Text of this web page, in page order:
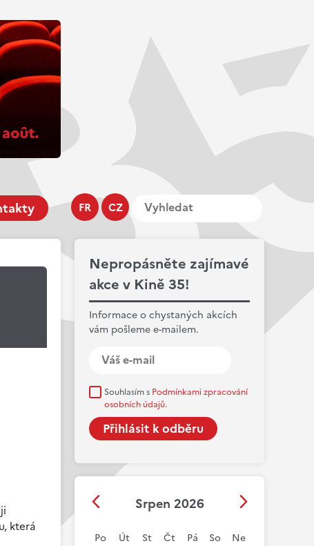
FR CZ
Nepropásněte zajímavé
akce v Kině 35!
Informace o chystaných akcích
vám pošleme e-mailem.
Souhlasím s Podmínkami zpracování
osobních údajů.
Srpen 2026
Po Út St Čt Pá So Ne
která